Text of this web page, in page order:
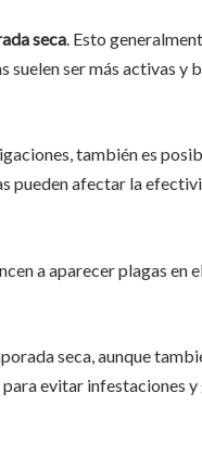
seca . Esto
ser más activas y
también es
pueden afectar la
a aparecer plagas en
seca, aunque
evitar infestaciones